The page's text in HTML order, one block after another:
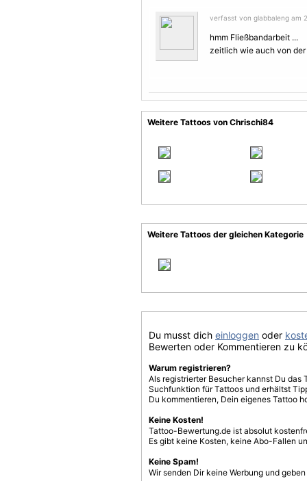
verfasst von glabbaleng am
hmm Fließbandarbeit ...
zeitlich wie auch von der
Weitere Tattoos von Chrischi84
Weitere Tattoos der gleichen Kategorie
Du musst dich einloggen oder
Bewerten oder Kommentieren zu
Warum registrieren?
Als registrierter Besucher kannst Du
Suchfunktion für Tattoos und erhältst
Du kommentieren, Dein eigenes Tattoo
Keine Kosten!
Tattoo-Bewertung.de ist absolut
Es gibt keine Kosten, keine Abo-Fallen
Keine Spam!
Wir senden Dir keine Werbung und